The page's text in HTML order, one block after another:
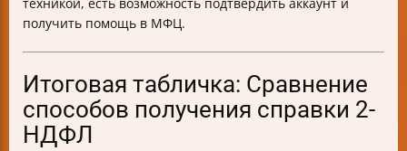
техникой, есть возможность подтвердить аккаунт и
получить помощь в МФЦ.
Итоговая табличка: Сравнение
способов получения справки 2-
НДФЛ